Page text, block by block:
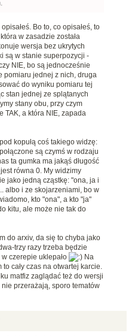
Bo to, co opisałeś, to
w zasadzie została
wersja bez ukrytych
są w stanie superpozycji -
NIE, bo są jednocześnie
pomiaru jednej z nich, druga
do wyniku pomiaru tej
stan jednej ze splątanych
stany obu, przy czym
TAK, a która NIE, zapada
kopułą coś takiego widzę:
są czymś w rodzaju
ta gumka ma jakąś długość
równa 0. My widzimy
jako jedną cząstkę: "ona, ja i
albo i ze skojarzeniami, bo w
kto "ona", a kto "ja"
kitu, ale może nie tak do
do arxiv, da się to chyba jako
trzy razy trzeba będzie
czerepie uklepało
Na
to cały czas na otwartej karcie.
matfiz zaglądać też do wersji
przerażają, sporo tematów